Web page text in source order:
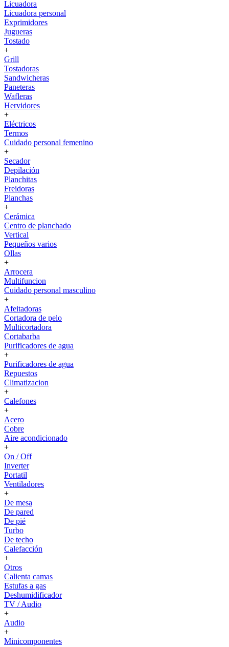
Licuadora
Licuadora personal
Exprimidores
Jugueras
Tostado
+
Grill
Tostadoras
Sandwicheras
Paneteras
Wafleras
Hervidores
+
Eléctricos
Termos
Cuidado personal femenino
+
Secador
Depilación
Planchitas
Freidoras
Planchas
+
Cerámica
Centro de planchado
Vertical
Pequeños varios
Ollas
+
Arrocera
Multifuncion
Cuidado personal masculino
+
Afeitadoras
Cortadora de pelo
Multicortadora
Cortabarba
Purificadores de agua
+
Purificadores de agua
Repuestos
Climatizacion
+
Calefones
+
Acero
Cobre
Aire acondicionado
+
On / Off
Inverter
Portatil
Ventiladores
+
De mesa
De pared
De pié
Turbo
De techo
Calefacción
+
Otros
Calienta camas
Estufas a gas
Deshumidificador
TV / Audio
+
Audio
+
Minicomponentes